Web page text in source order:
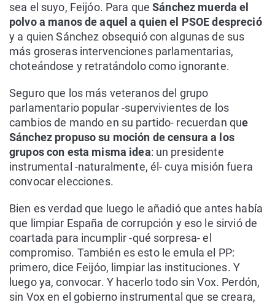
sea el suyo, Feijóo. Para queSánchez muerda el
polvo a manos de aquel a quien el PSOE despreció
y a quien Sánchez obsequió con algunas de sus
más groseras intervenciones parlamentarias,
choteándose y retratándolo como ignorante.
Seguro que los más veteranos del grupo
parlamentario popular -supervivientes de los
cambios de mando en su partido- recuerdan que
Sánchez propuso su moción de censura a los
grupos con esta misma idea: un presidente
instrumental -naturalmente, él- cuya misión fuera
convocar elecciones.
Bien es verdad que luego le añadió que antes había
que limpiar España de corrupción y eso le sirvió de
coartada para incumplir -qué sorpresa- el
compromiso. También es esto le emula el PP:
primero, dice Feijóo, limpiar las instituciones. Y
luego ya, convocar. Y hacerlo todo sin Vox. Perdón,
sin Vox en el gobierno instrumental que se creara,